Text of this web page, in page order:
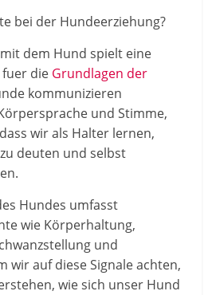
bei der Hundeerziehung?
dem Hund spielt eine
die Grundlagen der
kommunizieren
und Stimme,
wir als Halter lernen,
deuten und selbst
Hundes umfasst
wie Körperhaltung,
und
wir auf diese Signale achten,
wie sich unser Hund